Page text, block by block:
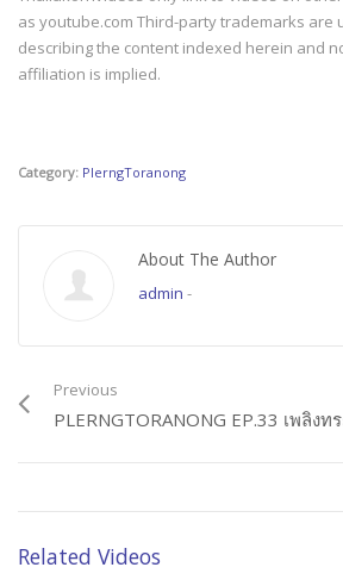
as youtube.com Third-party trademarks are
describing the content indexed herein and
affiliation is implied.
Category: PlerngToranong
About The Author
admin -
Previous
PLERNGTORANONG EP.33 เพลิงท
Related Videos